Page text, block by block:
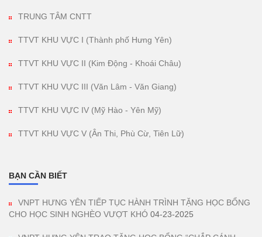
TRUNG TÂM CNTT
TTVT KHU VỰC I (Thành phố Hưng Yên)
TTVT KHU VỰC II (Kim Động - Khoái Châu)
TTVT KHU VỰC III (Văn Lâm - Văn Giang)
TTVT KHU VỰC IV (Mỹ Hào - Yên Mỹ)
TTVT KHU VỰC V (Ân Thi, Phù Cừ, Tiên Lữ)
BẠN CẦN BIẾT
VNPT HƯNG YÊN TIẾP TỤC HÀNH TRÌNH TẶNG HỌC BỔNG
CHO HỌC SINH NGHÈO VƯỢT KHÓ 04-23-2025